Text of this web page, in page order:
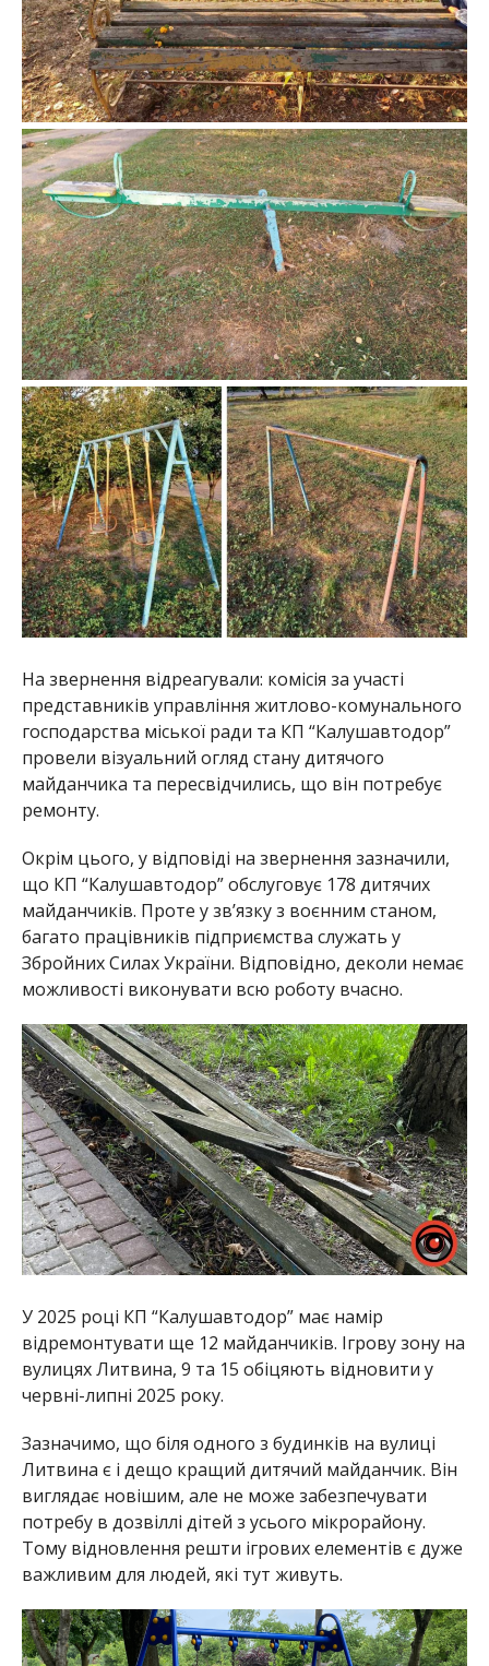
На звернення відреагували: комісія за участі
представників управління житлово-комунального
господарства міської ради та КП “Калушавтодор”
провели візуальний огляд стану дитячого
майданчика та пересвідчились, що він потребує
ремонту.
Окрім цього, у відповіді на звернення зазначили,
що КП “Калушавтодор” обслуговує 178 дитячих
майданчиків. Проте у зв’язку з воєнним станом,
багато працівників підприємства служать у
Збройних Силах України. Відповідно, деколи немає
можливості виконувати всю роботу вчасно.
У 2025 році КП “Калушавтодор” має намір
відремонтувати ще 12 майданчиків. Ігрову зону на
вулицях Литвина, 9 та 15 обіцяють відновити у
червні-липні 2025 року.
Зазначимо, що біля одного з будинків на вулиці
Литвина є і дещо кращий дитячий майданчик. Він
виглядає новішим, але не може забезпечувати
потребу в дозвіллі дітей з усього мікрорайону.
Тому відновлення решти ігрових елементів є дуже
важливим для людей, які тут живуть.